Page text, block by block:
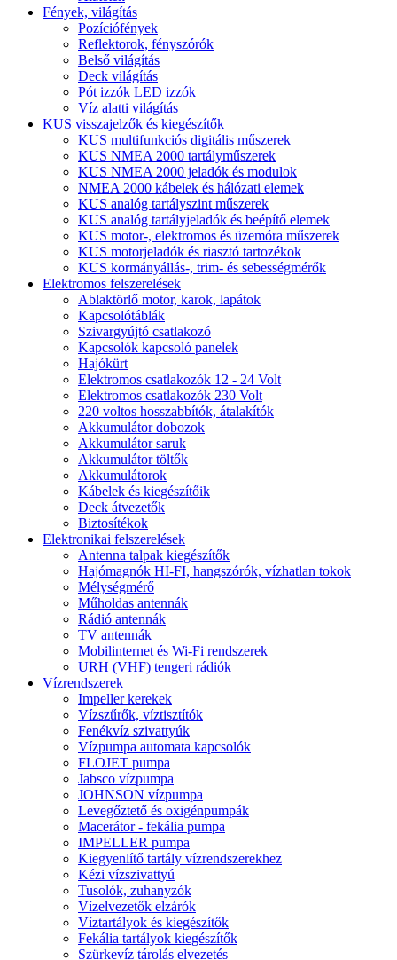
Fények, világítás
Pozíciófények
Reflektorok, fényszórók
Belső világítás
Deck világítás
Pót izzók LED izzók
Víz alatti világítás
KUS visszajelzők és kiegészítők
KUS multifunkciós digitális műszerek
KUS NMEA 2000 tartályműszerek
KUS NMEA 2000 jeladók és modulok
NMEA 2000 kábelek és hálózati elemek
KUS analóg tartályszint műszerek
KUS analóg tartályjeladók és beépítő elemek
KUS motor-, elektromos és üzemóra műszerek
KUS motorjeladók és riasztó tartozékok
KUS kormányállás-, trim- és sebességmérők
Elektromos felszerelések
Ablaktörlő motor, karok, lapátok
Kapcsolótáblák
Szivargyújtó csatlakozó
Kapcsolók kapcsoló panelek
Hajókürt
Elektromos csatlakozók 12 - 24 Volt
Elektromos csatlakozók 230 Volt
220 voltos hosszabbítók, átalakítók
Akkumulátor dobozok
Akkumulátor saruk
Akkumulátor töltők
Akkumulátorok
Kábelek és kiegészítőik
Deck átvezetők
Biztosítékok
Elektronikai felszerelések
Antenna talpak kiegészítők
Hajómagnók HI-FI, hangszórók, vízhatlan tokok
Mélységmérő
Műholdas antennák
Rádió antennák
TV antennák
Mobilinternet és Wi-Fi rendszerek
URH (VHF) tengeri rádiók
Vízrendszerek
Impeller kerekek
Vízszűrők, víztisztítók
Fenékvíz szivattyúk
Vízpumpa automata kapcsolók
FLOJET pumpa
Jabsco vízpumpa
JOHNSON vízpumpa
Levegőztető és oxigénpumpák
Macerátor - fekália pumpa
IMPELLER pumpa
Kiegyenlítő tartály vízrendszerekhez
Kézi vízszivattyú
Tusolók, zuhanyzók
Vízelvezetők elzárók
Víztartályok és kiegészítők
Fekália tartályok kiegészítők
Szürkevíz tárolás elvezetés